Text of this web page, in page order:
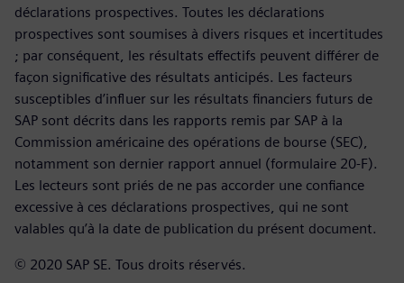
déclarations prospectives. Toutes les déclarations
prospectives sont soumises à divers risques et incertitudes
; par conséquent, les résultats effectifs peuvent différer de
façon significative des résultats anticipés. Les facteurs
susceptibles d’influer sur les résultats financiers futurs de
SAP sont décrits dans les rapports remis par SAP à la
Commission américaine des opérations de bourse (SEC),
notamment son dernier rapport annuel (formulaire 20-F).
Les lecteurs sont priés de ne pas accorder une confiance
excessive à ces déclarations prospectives, qui ne sont
valables qu’à la date de publication du présent document.
© 2020 SAP SE. Tous droits réservés.